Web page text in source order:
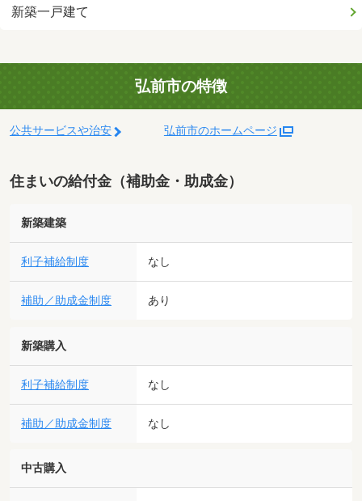
新築一戸建て
弘前市の特徴
公共サービスや治安 弘前市のホームページ
住まいの給付金（補助金・助成金）
新築建築
利子補給制度 なし
補助／助成金制度 あり
新築購入
利子補給制度 なし
補助／助成金制度 なし
中古購入